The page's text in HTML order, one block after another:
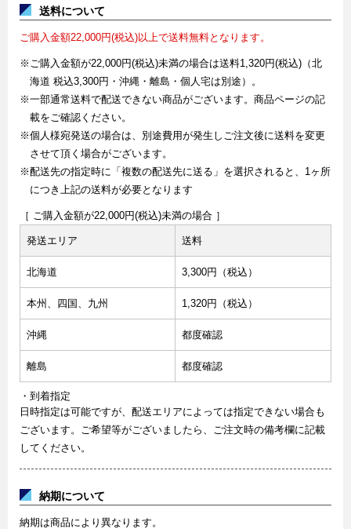
送料について
ご購入金額22,000円(税込)以上で送料無料となります。
※ご購入金額が22,000円(税込)未満の場合は送料1,320円(税込)（北
海道 税込3,300円・沖縄・離島・個人宅は別途）。
※一部通常送料で配送できない商品がございます。商品ページの記
載をご確認ください。
※個人様宛発送の場合は、別途費用が発生しご注文後に送料を変更
させて頂く場合がございます。
※配送先の指定時に「複数の配送先に送る」を選択されると、1ヶ所
につき上記の送料が必要となります
［ ご購入金額が22,000円(税込)未満の場合 ］
発送エリア 送料
北海道 3,300円（税込）
本州、四国、九州 1,320円（税込）
沖縄 都度確認
離島 都度確認
・到着指定
日時指定は可能ですが、配送エリアによっては指定できない場合も
ございます。ご希望等がございましたら、ご注文時の備考欄に記載
してください。
納期について
納期は商品により異なります。